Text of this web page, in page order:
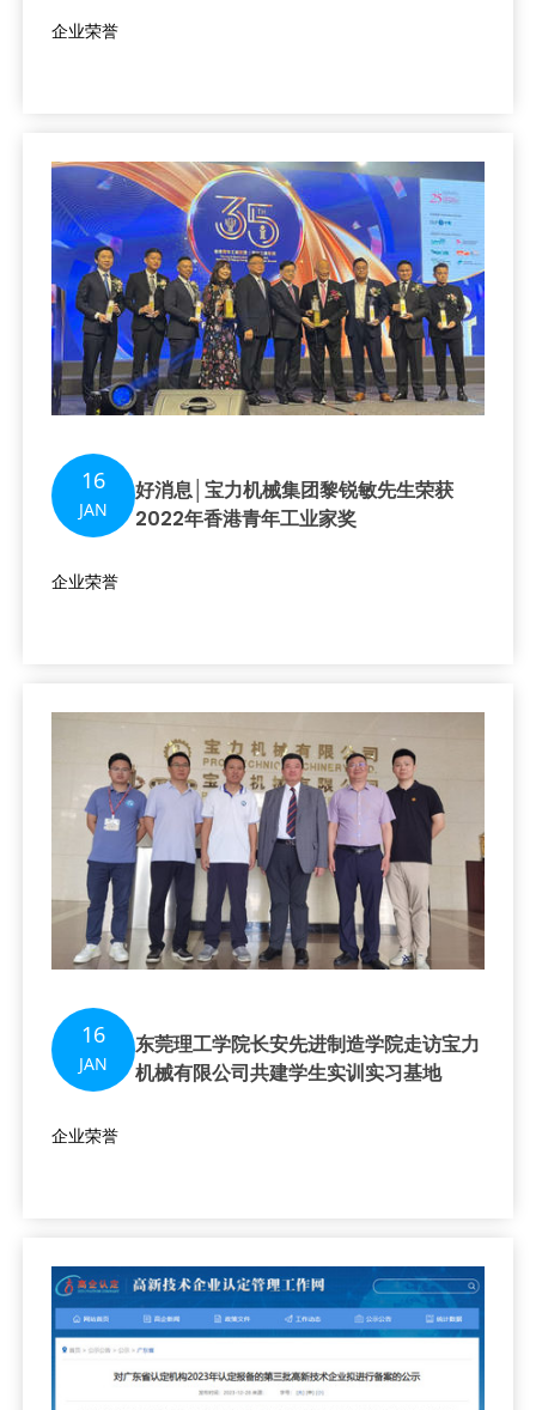
企业荣誉
16
JAN
好消息│宝力机械集团黎锐敏先生荣获
2022年香港青年工业家奖
企业荣誉
16
JAN
东莞理工学院长安先进制造学院走访宝力
机械有限公司共建学生实训实习基地
企业荣誉